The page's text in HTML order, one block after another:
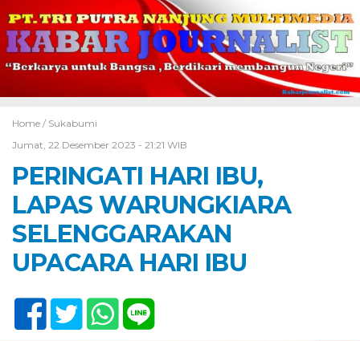
Home / Sukabumi
Jumat, 22 Desember 2023 - 21:21 WIB
PERINGATI HARI IBU,
LAPAS WARUNGKIARA
SELENGGARAKAN
UPACARA HARI IBU